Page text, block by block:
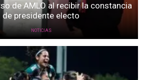
de AMLO al recibir la constancia
de presidente electo
NOTICIAS